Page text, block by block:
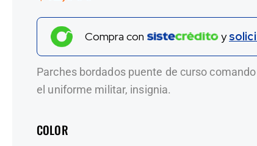
Compra con y
Parches bordados puente de curso
el uniforme militar, insignia.
COLOR